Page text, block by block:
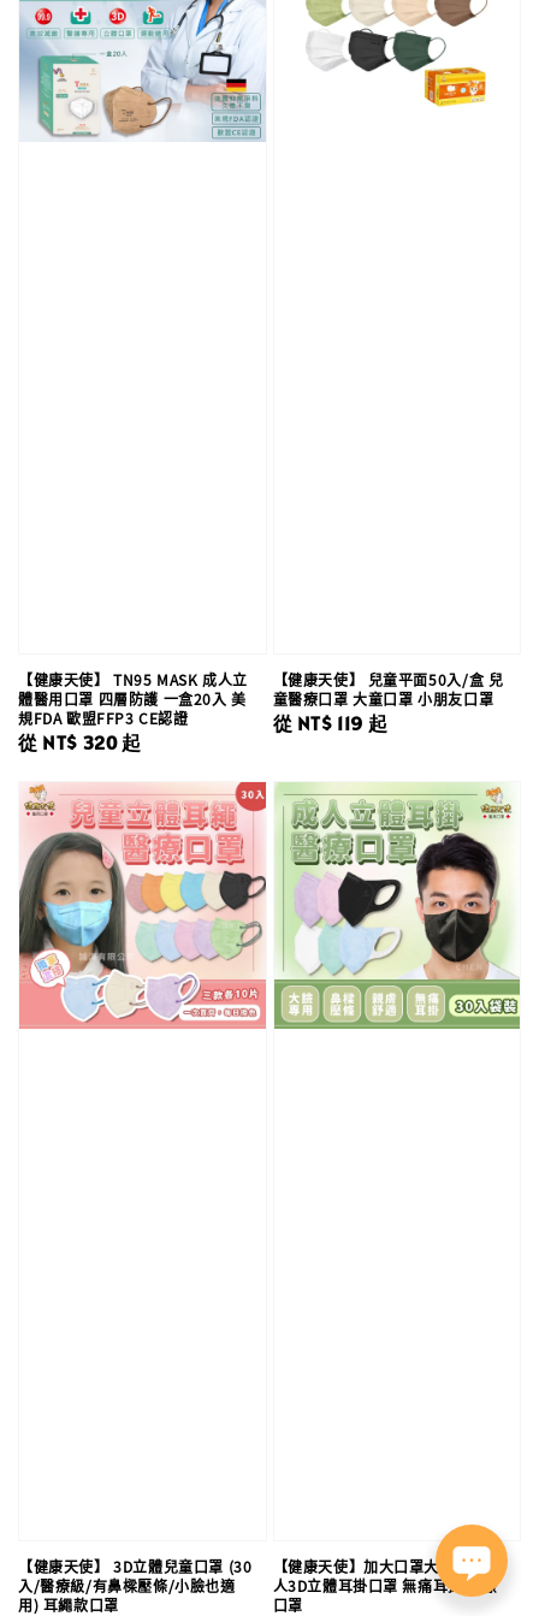
【健康天使】 TN95 MASK 成人立
體醫用口罩 四層防護 一盒20入 美
規FDA 歐盟FFP3 CE認證
Regular
從 NT$ 320起
【健康天使】 兒童平面50入/盒 兒
童醫療口罩 大童口罩 小朋友口罩
Regular
從 NT$ 119 起
【健康天使】 3D立體兒童口罩 (30
入/醫療級/有鼻樑壓條/小臉也適
用) 耳繩款口罩
【健康天使】加大口罩大臉專用 成
人3D立體耳掛口罩 無痛耳掛 醫療
口罩